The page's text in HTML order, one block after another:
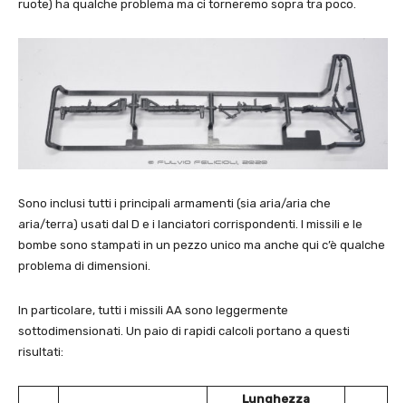
ruote) ha qualche problema ma ci torneremo sopra tra poco.
Sono inclusi tutti i principali armamenti (sia aria/aria che
aria/terra) usati dal D e i lanciatori corrispondenti. I missili e le
bombe sono stampati in un pezzo unico ma anche qui c’è qualche
problema di dimensioni.
In particolare, tutti i missili AA sono leggermente
sottodimensionati. Un paio di rapidi calcoli portano a questi
risultati:
Lunghezza